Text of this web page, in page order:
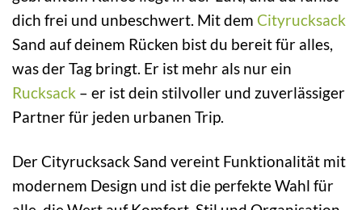
dich frei und unbeschwert. Mit dem Cityrucksack
Sand auf deinem Rücken bist du bereit für alles,
was der Tag bringt. Er ist mehr als nur ein
Rucksack – er ist dein stilvoller und zuverlässiger
Partner für jeden urbanen Trip.
Der Cityrucksack Sand vereint Funktionalität mit
modernem Design und ist die perfekte Wahl für